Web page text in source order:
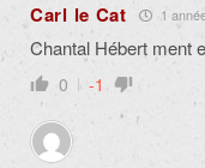
Carl le Cat 1
Chantal Hébert ment
0 -1